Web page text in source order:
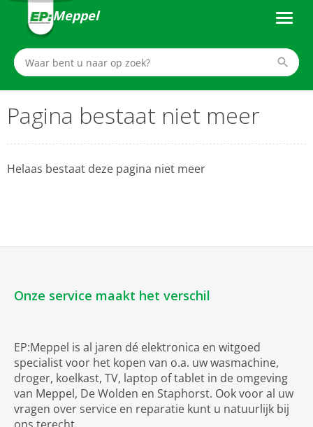
Meppel
Pagina bestaat niet meer
Helaas bestaat deze pagina niet meer
Onze service maakt het verschil
EP:Meppel is al jaren dé elektronica en witgoed
specialist voor het kopen van o.a. uw wasmachine,
droger, koelkast, TV, laptop of tablet in de omgeving
van Meppel, De Wolden en Staphorst. Ook voor al uw
vragen over service en reparatie kunt u natuurlijk bij